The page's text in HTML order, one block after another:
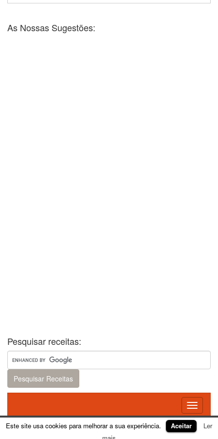
As Nossas Sugestões:
Pesquisar receitas:
Toggle
Este site usa cookies para melhorar a sua experiência. Aceitar
Ler